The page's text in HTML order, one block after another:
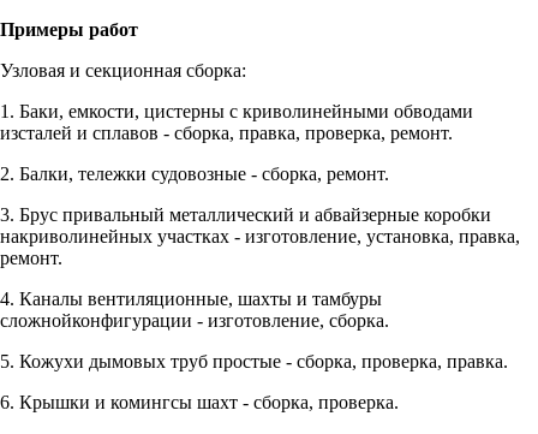
Примеры работ
Узловая и секционная сборка:
1. Баки, емкости, цистерны с криволинейными обводами
изсталей и сплавов - сборка, правка, проверка, ремонт.
2. Балки, тележки судовозные - сборка, ремонт.
3. Брус привальный металлический и абвайзерные коробки
накриволинейных участках - изготовление, установка, правка,
ремонт.
4. Каналы вентиляционные, шахты и тамбуры
сложнойконфигурации - изготовление, сборка.
5. Кожухи дымовых труб простые - сборка, проверка, правка.
6. Крышки и комингсы шахт - сборка, проверка.